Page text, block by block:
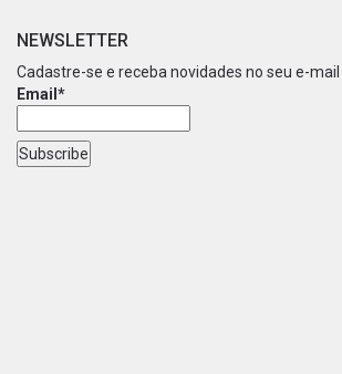
NEWSLETTER
Cadastre-se e receba novidades no seu e-mail
Email*